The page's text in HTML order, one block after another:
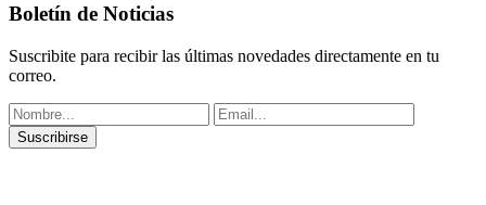
Boletín de Noticias
Suscribite para recibir las últimas novedades directamente en tu
correo.
Suscribirse